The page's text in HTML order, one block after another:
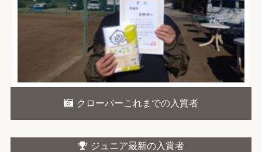
クローバーこれまでの入賞者
ジュニア最新の入賞者